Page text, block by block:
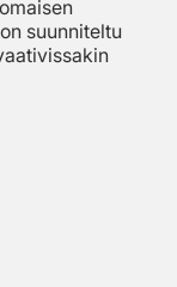
suunniteltu